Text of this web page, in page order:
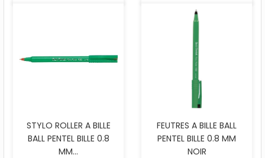
STYLO ROLLER A BILLE
BALL PENTEL BILLE 0.8
MM...
FEUTRES A BILLE BALL
PENTEL BILLE 0.8 MM
NOIR